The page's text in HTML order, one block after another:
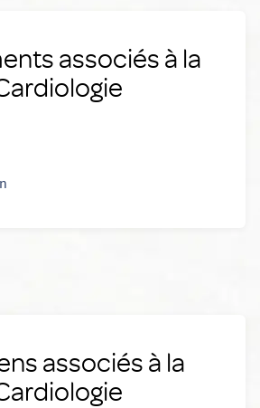
associés à la
associés à la